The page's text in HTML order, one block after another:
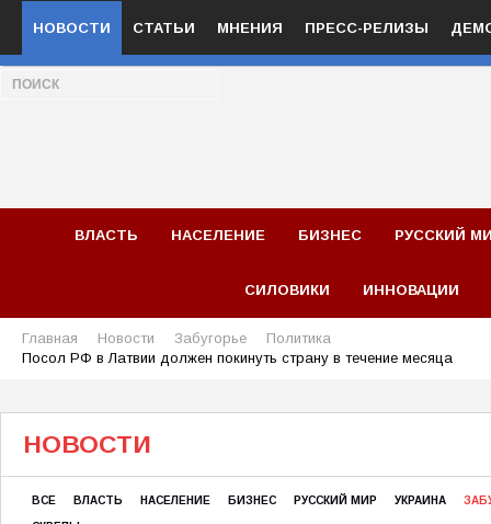
НОВОСТИ СТАТЬИ МНЕНИЯ ПРЕСС-РЕЛИЗЫ
ВЛАСТЬ НАСЕЛЕНИЕ БИЗНЕС РУССКИЙ
СИЛОВИКИ ИННОВАЦИИ
Главная Новости Забугорье
Политика
Посол РФ в Латвии должен покинуть страну в течение месяца
НОВОСТИ
ВСЕ ВЛАСТЬ НАСЕЛЕНИЕ БИЗНЕС РУССКИЙ МИР УКРАИНА